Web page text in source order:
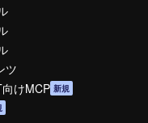
ツ
けMCP 新規